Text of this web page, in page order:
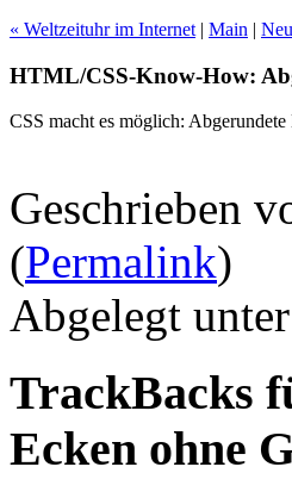
« Weltzeituhr im Internet | Main |
HTML/CSS-Know-How:
CSS macht es möglich:
Geschrieben
(Permalink)
Abgelegt unter
TrackBacks
Ecken ohne